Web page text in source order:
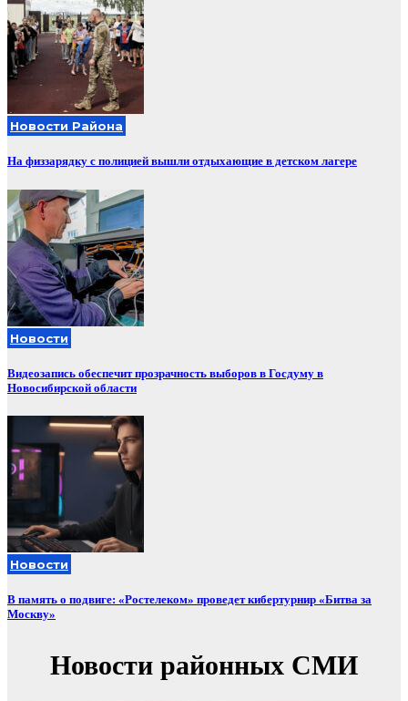
Новости Района
На физзарядку с полицией вышли отдыхающие в детском лагере
Новости
Видеозапись обеспечит прозрачность выборов в Госдуму в
Новосибирской области
Новости
В память о подвиге: «Ростелеком» проведет кибертурнир «Битва за
Москву»